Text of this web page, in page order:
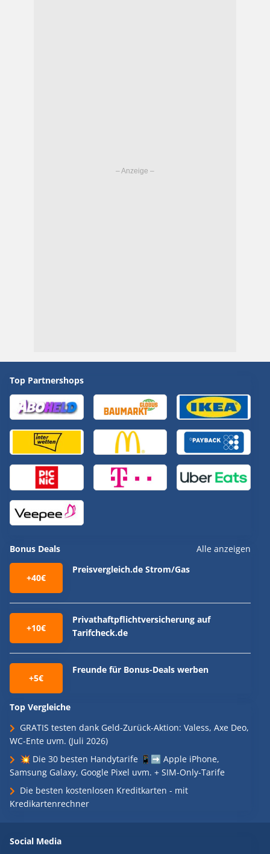
Top Partnershops
Bonus Deals Alle anzeigen
+40€
Preisvergleich.de Strom/Gas
+10€
Privathaftpflichtversicherung auf
Tarifcheck.de
+5€
Freunde für Bonus-Deals werben
Top Vergleiche
GRATIS testen dank Geld-Zurück-Aktion: Valess, Axe Deo,
WC-Ente uvm. (Juli 2026)
💥 Die 30 besten Handytarife 📱➡️ Apple iPhone,
Samsung Galaxy, Google Pixel uvm. + SIM-Only-Tarife
Die besten kostenlosen Kreditkarten - mit
Kredikartenrechner
Social Media